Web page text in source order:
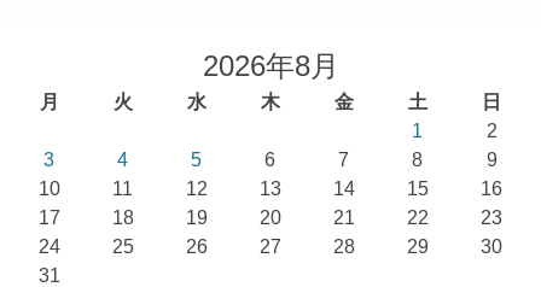
2026年8月
月 火 水 木 金 土
日
1
2
3
4 5 6 7 8
9
10
11 12 13 14 15
16
17
18 19 20 21 22
23
24
25 26 27 28 29
30
31